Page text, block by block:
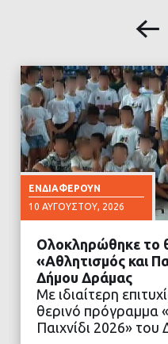
ΕΝΔΙΑΦΈΡΟΥΝ
10 ΑΥΓΟΎΣΤΟΥ, 2026
ΔΙΑΒΑΣΤΕ
Ολοκληρώθηκε το
«Αθλητισμός και
Δήμου Δράμας
Με ιδιαίτερη
θερινό πρόγραμμα
Παιχνίδι 2026»